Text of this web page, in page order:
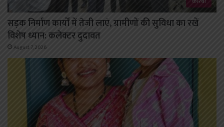
सड़क निर्माण कार्यों में तेजी लाएं, ग्रामीणों की सुविधा का रखें
विशेष ध्यान: कलेक्टर दुदावत
August 7, 2026